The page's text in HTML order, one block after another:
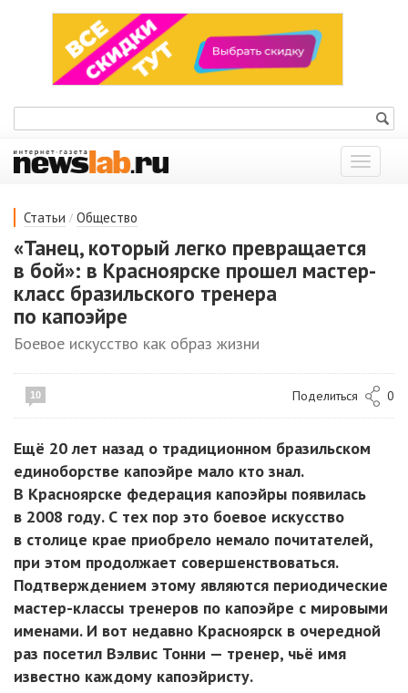
Показать
меню
Статьи / Общество
«Танец, который легко превращается
в бой»: в Красноярске прошел мастер-
класс бразильского тренера
по капоэйре
Боевое искусство как образ жизни
10 Поделиться 0
Ещё 20 лет назад о традиционном бразильском
единоборстве капоэйре мало кто знал.
В Красноярске федерация капоэйры появилась
в 2008 году. С тех пор это боевое искусство
в столице крае приобрело немало почитателей,
при этом продолжает совершенствоваться.
Подтверждением этому являются периодические
мастер-классы тренеров по капоэйре с мировыми
именами. И вот недавно Красноярск в очередной
раз посетил Вэлвис Тонни — тренер, чьё имя
известно каждому капоэйристу.